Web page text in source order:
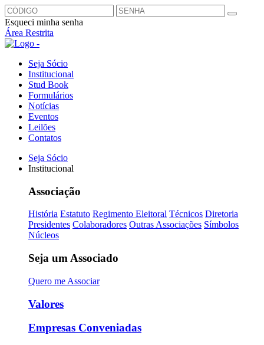
Esqueci minha senha
Área Restrita
Seja Sócio
Institucional
Stud Book
Formulários
Notícias
Eventos
Leilões
Contatos
Seja Sócio
Institucional
Associação
História Estatuto Regimento Eleitoral Técnicos Diretoria
Presidentes Colaboradores Outras Associações Símbolos
Núcleos
Seja um Associado
Quero me Associar
Valores
Empresas Conveniadas